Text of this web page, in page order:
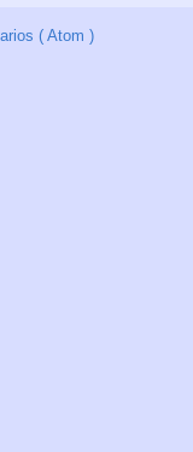
( Atom )